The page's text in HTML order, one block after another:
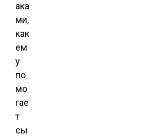
ака
ми,
как
ем
у
по
мо
гае
т
сы